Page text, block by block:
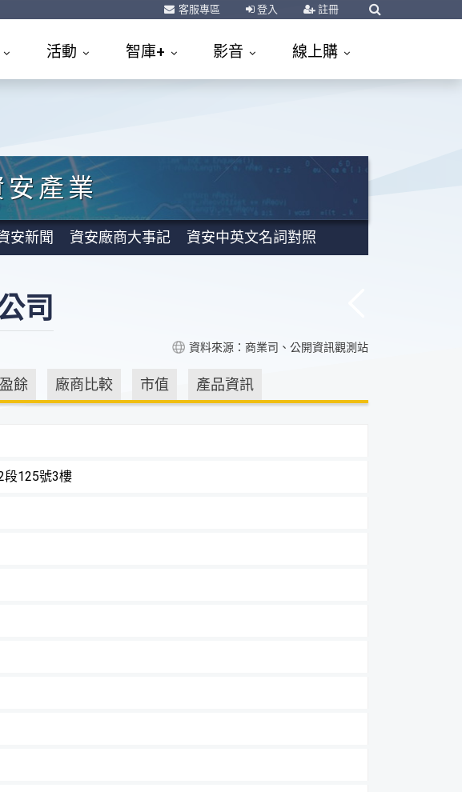
客服專區 登入 註冊
活動 智庫+ 影音 線上購
安產業
安新聞 資安廠商大事記 資安中英文名詞對照
司
資料來源：商業司、公開資訊觀測站
餘 廠商比較 市值 產品資訊
段125號3樓